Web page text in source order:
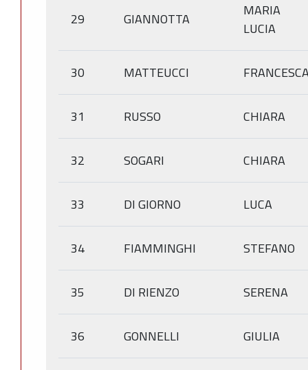
29 GIANNOTTA
MARIA
LUCIA
30 MATTEUCCI
31 RUSSO CHIARA
32 SOGARI CHIARA
33 DI GIORNO LUCA
34 FIAMMINGHI STEFANO
35 DI RIENZO SERENA
36 GONNELLI GIULIA